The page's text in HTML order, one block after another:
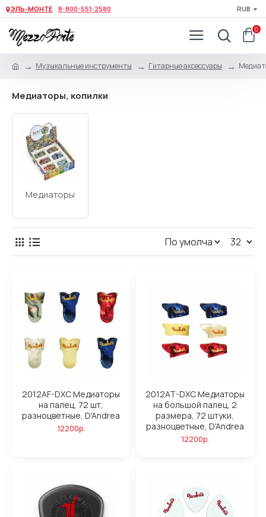
ЭЛЬ-МОНТЕ 8-800-551-2580 RUB
0
Музыкальные инструменты Гитарные аксессуары
Медиаторы, копилки
Медиаторы
2012AF-DXC Медиаторы
на палец, 72 шт,
разноцветные, D'Andrea
12200р.
2012AT-DXC Медиаторы
на большой палец, 2
размера, 72 штуки,
разноцветные, D'Andrea
12200р.